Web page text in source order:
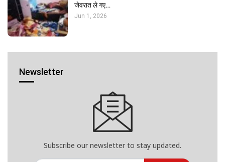
जेवरात ले गए…
Jun 1, 2026
Newsletter
Subscribe our newsletter to stay updated.